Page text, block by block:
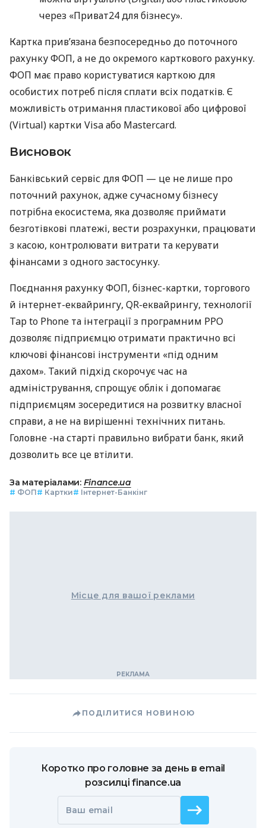
через «Приват24 для бізнесу».
Картка прив’язана безпосередньо до поточного
рахунку ФОП, а не до окремого карткового рахунку.
ФОП має право користуватися карткою для
особистих потреб після сплати всіх податків. Є
можливість отримання пластикової або цифрової
(Virtual) картки Visa або Mastercard.
Висновок
Банківський сервіс для ФОП — це не лише про
поточний рахунок, адже сучасному бізнесу
потрібна екосистема, яка дозволяє приймати
безготівкові платежі, вести розрахунки, працювати
з касою, контролювати витрати та керувати
фінансами з одного застосунку.
Поєднання рахунку ФОП, бізнес-картки, торгового
й інтернет-еквайрингу, QR-еквайрингу, технології
Tap to Phone та інтеграції з програмним РРО
дозволяє підприємцю отримати практично всі
ключові фінансові інструменти «під одним
дахом». Такий підхід скорочує час на
адміністрування, спрощує облік і допомагає
підприємцям зосередитися на розвитку власної
справи, а не на вирішенні технічних питань.
Головне -на старті правильно вибрати банк, який
дозволить все це втілити.
За матеріалами: Finance.ua
# ФОП# Картки# Інтернет-Банкінг
Місце для вашої реклами
ПОДІЛИТИСЯ НОВИНОЮ
Коротко про головне за день в email
розсилці finance.ua
Ваш email